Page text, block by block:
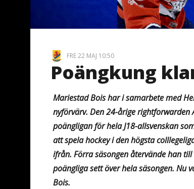
FRE 22 MAJ 10:50
Poängkung
Mariestad Bois har i samarbete med
nyförvärv. Den 24-årige
poängligan för hela J18-allsvenskan
att spela hockey i den högsta
ifrån. Förra säsongen återvände han
poängliga sett över hela säsongen.
Bois.